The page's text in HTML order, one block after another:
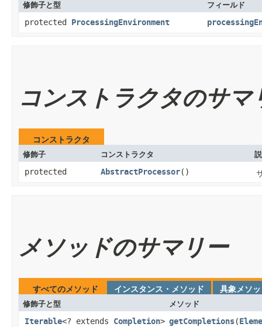
修飾子と型 フィールド
protected ProcessingEnvironment
コンストラクタのサマ
コンストラクタ
修飾子 コンストラクタ
protected AbstractProcessor()
メソッドのサマリー
すべてのメソッド インスタンス・メソッド 具象メソ
修飾子と型 メソッド
Iterable<? extends Completion> getCompletions​(